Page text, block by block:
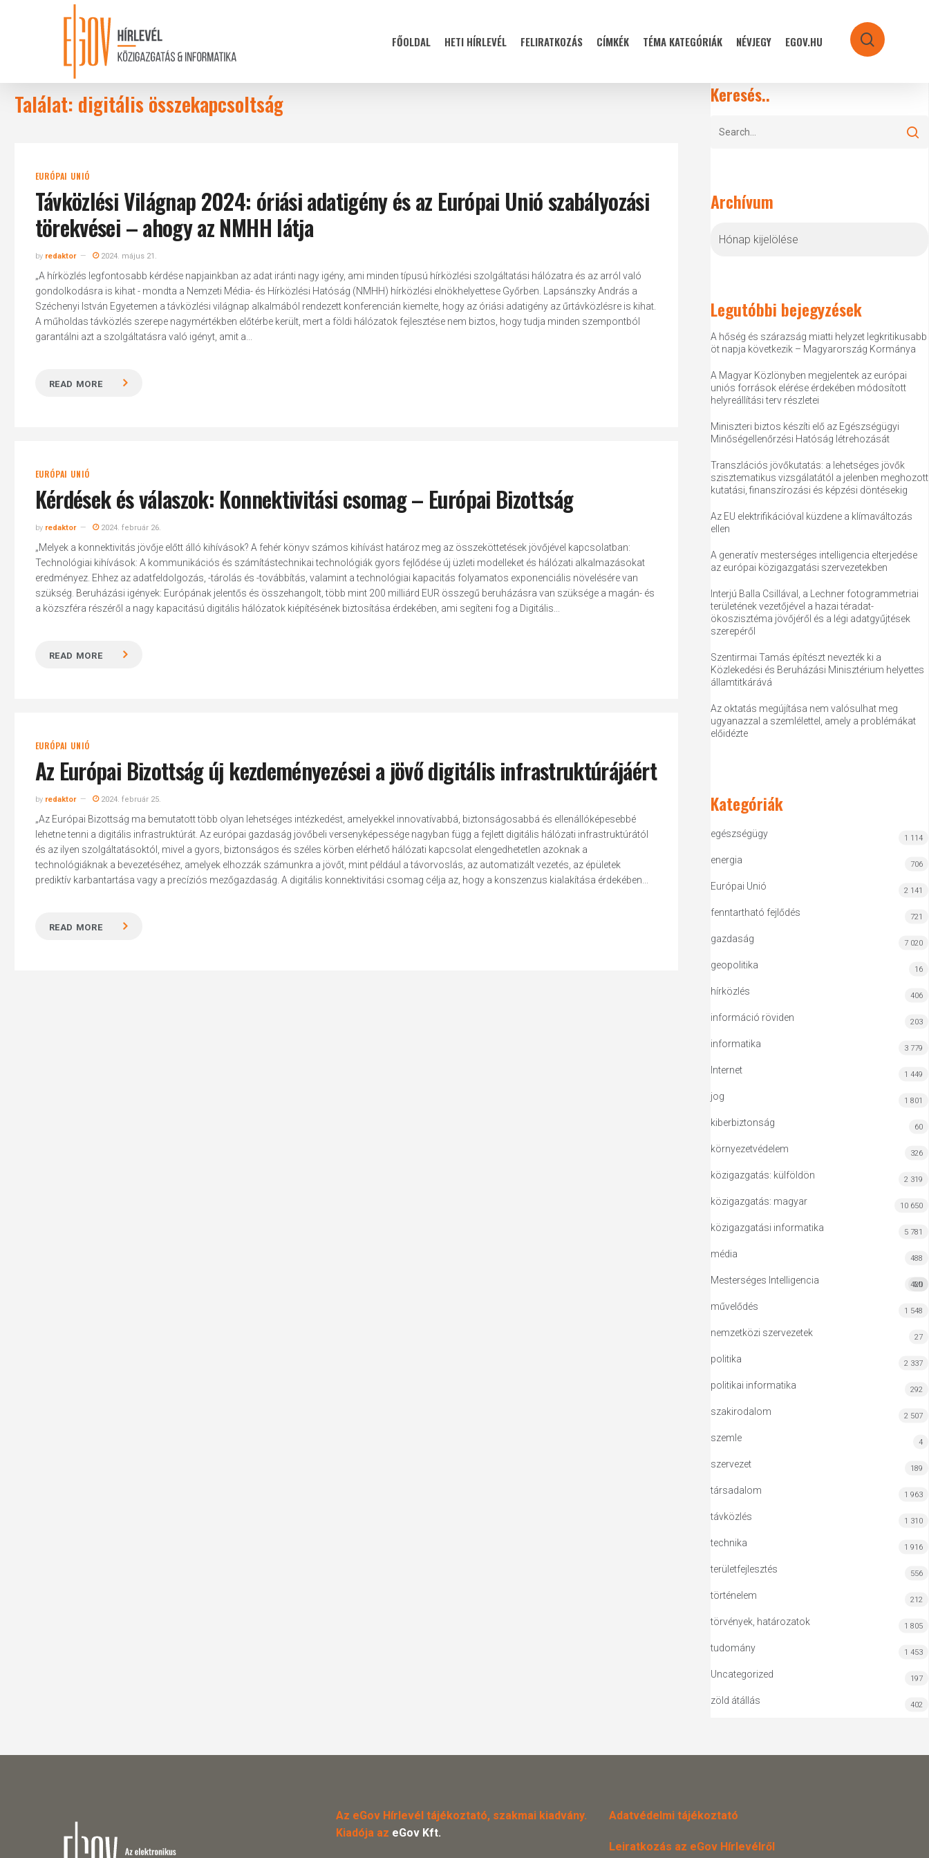
FŐOLDAL HETI HÍRLEVÉL FELIRATKOZÁS CÍMKÉK TÉMA KATEGÓRIÁK NÉVJEGY EGOV.HU search
Találat: digitális összekapcsoltság
EURÓPAI UNIÓ
Távközlési Világnap 2024: óriási adatigény és az Európai Unió szabályozási
törekvései – ahogy az NMHH látja
by redaktor 2024. május 21.
„A hírközlés legfontosabb kérdése napjainkban az adat iránti nagy igény, ami minden típusú hírközlési szolgáltatási hálózatra és az arról való
gondolkodásra is kihat - mondta a Nemzeti Média- és Hírközlési Hatóság (NMHH) hírközlési elnökhelyettese Győrben. Lapsánszky András a
Széchenyi István Egyetemen a távközlési világnap alkalmából rendezett konferencián kiemelte, hogy az óriási adatigény az űrtávközlésre is kihat.
A műholdas távközlés szerepe nagymértékben előtérbe került, mert a földi hálózatok fejlesztése nem biztos, hogy tudja minden szempontból
garantálni azt a szolgáltatásra való igényt, amit a...
READ MORE
EURÓPAI UNIÓ
Kérdések és válaszok: Konnektivitási csomag – Európai Bizottság
by redaktor 2024. február 26.
„Melyek a konnektivitás jövője előtt álló kihívások? A fehér könyv számos kihívást határoz meg az összeköttetések jövőjével kapcsolatban:
Technológiai kihívások: A kommunikációs és számítástechnikai technológiák gyors fejlődése új üzleti modelleket és hálózati alkalmazásokat
eredményez. Ehhez az adatfeldolgozás, -tárolás és -továbbítás, valamint a technológiai kapacitás folyamatos exponenciális növelésére van
szükség. Beruházási igények: Európának jelentős és összehangolt, több mint 200 milliárd EUR összegű beruházásra van szüksége a magán- és
a közszféra részéről a nagy kapacitású digitális hálózatok kiépítésének biztosítása érdekében, ami segíteni fog a Digitális...
READ MORE
EURÓPAI UNIÓ
Az Európai Bizottság új kezdeményezései a jövő digitális infrastruktúrájáért
by redaktor 2024. február 25.
„Az Európai Bizottság ma bemutatott több olyan lehetséges intézkedést, amelyekkel innovatívabbá, biztonságosabbá és ellenállóképesebbé
lehetne tenni a digitális infrastruktúrát. Az európai gazdaság jövőbeli versenyképessége nagyban függ a fejlett digitális hálózati infrastruktúrától
és az ilyen szolgáltatásoktól, mivel a gyors, biztonságos és széles körben elérhető hálózati kapcsolat elengedhetetlen azoknak a
technológiáknak a bevezetéséhez, amelyek elhozzák számunkra a jövőt, mint például a távorvoslás, az automatizált vezetés, az épületek
prediktív karbantartása vagy a precíziós mezőgazdaság. A digitális konnektivitási csomag célja az, hogy a konszenzus kialakítása érdekében...
READ MORE
Keresés..
Archívum
Legutóbbi bejegyzések
A hőség és szárazság miatti helyzet legkritikusabb
öt napja következik – Magyarország Kormánya
A Magyar Közlönyben megjelentek az európai
uniós források elérése érdekében módosított
helyreállítási terv részletei
Miniszteri biztos készíti elő az Egészségügyi
Minőségellenőrzési Hatóság létrehozását
Transzlációs jövőkutatás: a lehetséges jövők
szisztematikus vizsgálatától a jelenben meghozott
kutatási, finanszírozási és képzési döntésekig
Az EU elektrifikációval küzdene a klímaváltozás
ellen
A generatív mesterséges intelligencia elterjedése
az európai közigazgatási szervezetekben
Interjú Balla Csillával, a Lechner fotogrammetriai
területének vezetőjével a hazai téradat-
ökoszisztéma jövőjéről és a légi adatgyűjtések
szerepéről
Szentirmai Tamás építészt nevezték ki a
Közlekedési és Beruházási Minisztérium helyettes
államtitkárává
Az oktatás megújítása nem valósulhat meg
ugyanazzal a szemlélettel, amely a problémákat
előidézte
Kategóriák
egészségügy 1 114
energia 706
Európai Unió 2 141
fenntartható fejlődés 721
gazdaság 7 020
geopolitika 16
hírközlés 406
információ röviden 203
informatika 3 779
Internet 1 449
jog 1 801
kiberbiztonság 60
környezetvédelem 326
közigazgatás: külföldön 2 319
közigazgatás: magyar 10 650
közigazgatási informatika 5 781
média 488
Mesterséges Intelligencia MI
420
művelődés 1 548
nemzetközi szervezetek 27
politika 2 337
politikai informatika 292
szakirodalom 2 507
szemle 4
szervezet 189
társadalom 1 963
távközlés 1 310
technika 1 916
területfejlesztés 556
történelem 212
törvények, határozatok 1 805
tudomány 1 453
Uncategorized 197
zöld átállás 402
Az eGov Hírlevél tájékoztató, szakmai kiadvány.
Kiadója az eGov Kft.
Adatvédelmi tájékoztató
Leiratkozás az eGov Hírlevélről